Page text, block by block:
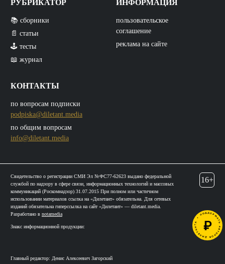
РУБРИКАТОР
📚 сборники
📄 статьи
🕹️ тесты
📖 журнал
КОНТАКТЫ
по вопросам подписки
podpiska@diletant.media
по общим вопросам
info@diletant.media
ИНФОРМАЦИЯ
пользовательское
соглашение
реклама на сайте
Свидетельство о регистрации СМИ Эл №ФС77-62623 выдано федеральной
службой по надзору в сфере связи, информационных технологий и массовых
коммуникаций (Роскомнадзор) 31.07.2015 При полном или частичном
использовании материалов ссылка на «Дилетант» обязательна. Для сетевых
изданий обязательна гиперссылка на сайт «Дилетант» — diletant.media.
Разработано в notamedia
Знакс информационной продукции:
Главный редактор: Денис Алексеевич Загорский
16+